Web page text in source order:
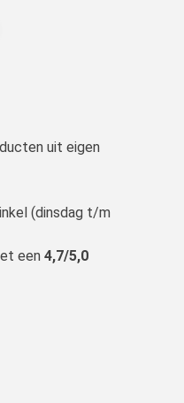
uit eigen
(dinsdag t/m
een 4,7/5,0